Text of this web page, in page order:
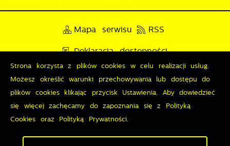
Mapa serwisu RSS
Deklaracja dostępności
Polityka prywatności Sygnalista
Odwiedzin: 3788857 Online: 268
Strona korzysta z plików cookies w celu realizacji usług.
Możesz określić warunki przechowywania lub dostępu do
plików cookies klikając przycisk Ustawienia. Aby dowiedzieć
się więcej zachęcamy do zapoznania się z Polityką
Cookies oraz Polityką Prywatności.